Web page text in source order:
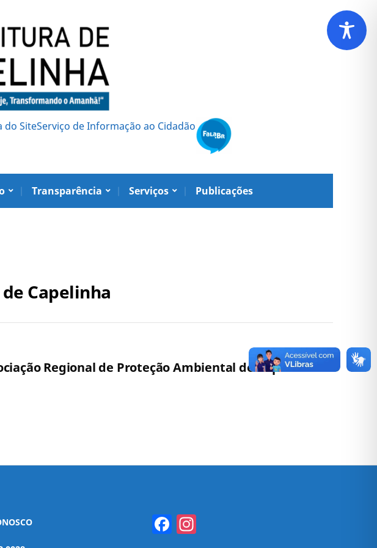
do SiteServiço de Informação ao Cidadão
Transparência Serviços Publicações
Capelinha
Regional de Proteção Ambiental de Capelinha –
Facebook